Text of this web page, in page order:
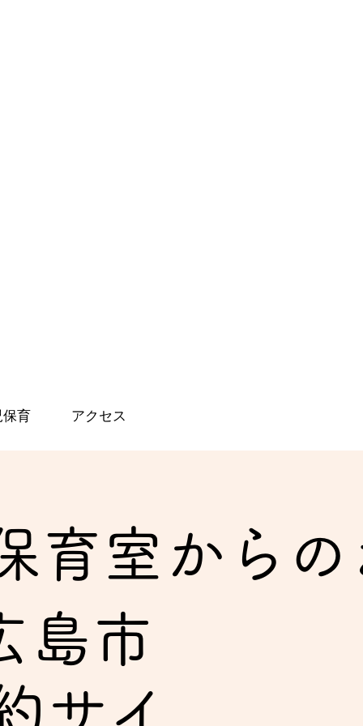
保育 アクセス
育室から
島市
サイ